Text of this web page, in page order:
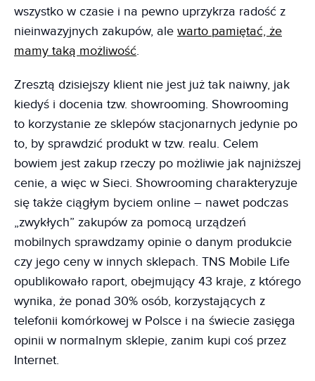
wszystko w czasie i na pewno uprzykrza radość z
nieinwazyjnych zakupów, ale warto pamiętać, że
mamy taką możliwość.
Zresztą dzisiejszy klient nie jest już tak naiwny, jak
kiedyś i docenia tzw. showrooming. Showrooming
to korzystanie ze sklepów stacjonarnych jedynie po
to, by sprawdzić produkt w tzw. realu. Celem
bowiem jest zakup rzeczy po możliwie jak najniższej
cenie, a więc w Sieci. Showrooming charakteryzuje
się także ciągłym byciem online – nawet podczas
„zwykłych” zakupów za pomocą urządzeń
mobilnych sprawdzamy opinie o danym produkcie
czy jego ceny w innych sklepach. TNS Mobile Life
opublikowało raport, obejmujący 43 kraje, z którego
wynika, że ponad 30% osób, korzystających z
telefonii komórkowej w Polsce i na świecie zasięga
opinii w normalnym sklepie, zanim kupi coś przez
Internet.